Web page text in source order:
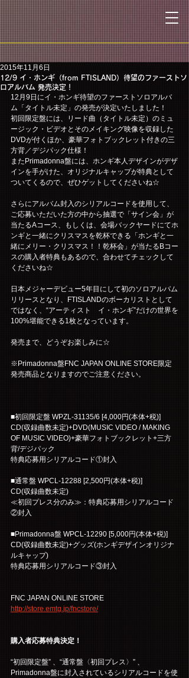
12/9 イ・ホンギ（from FTISLAND）待望のファーストソ
ロアルバム 発売決定！
2015年11月6日
12月9日にイ・ホンギ待望のファーストソロアルバ
ム「タイトル未定」の発売が決定いたしました！
初回限定盤には、リード曲（タイトル未定）のミュ
ージック・ビデオとそのメイキング映像を収録した
DVDが付くほか、豪華フォトブックレット付きの三
方背／デジパック仕様！
またPrimadonna盤には、ホンギ本人デザインがデザ
インを手がけた、オリジナルキャップが特典として
ついてくるので、ぜひゲットしてくださいね☆
さらにアルバム封入のシリアルコードを使用して、
ご応募いただいた方の中から抽選で「サイン会」が
当たるAコース、もしくは、会場バックヤードにてホ
ンギと一緒にクリスマスを乾杯できる「ホンギと一
緒にメリー・クリスマス！！乾杯会」が当たるBコー
スの購入者特典もあるので、合わせてチェックして
くださいね☆
日本メジャーデビュー5年目にして初のソロアルバム
リリースとなり、FTISLANDのボーカリストとして
ではなく、“アーティスト　イ・ホンギ”だけの世界を
100%堪能できる1枚となっています。
発売まで、どうぞお楽しみに☆
※Primadonna盤FNC JAPAN ONLINE STORE限定
発売商品となりますのでご注意ください。
■初回限定盤 WPZL-31135/6 [4,000円(本体+税)]
CD(収録曲数未定)+DVD(MUSIC VIDEO / MAKING
OF MUSIC VIDEO)+豪華フォトブックレット+三方
背/デジパック
特典応募用シリアルコード①封入
■通常盤 WPCL-12288 [2,500円(本体+税)]
CD(収録曲数未定)
≪初回プレス分のみ≫：特典応募用シリアルコード
②封入
■Primadonna盤 WPCL-12290 [5,000円(本体+税)]
CD(収録曲数未定)+グッズ(ホンギデザインオリジナ
ルキャップ)
特典応募用シリアルコード③封入
FNC JAPAN ONLINE STORE
http://store.emtg.jp/fncstore/
購入者応募特典決定！
“初回限定盤” 、“通常盤〈初回プレス〉” 、
Primadonna盤に封入されているシリアルコードを使